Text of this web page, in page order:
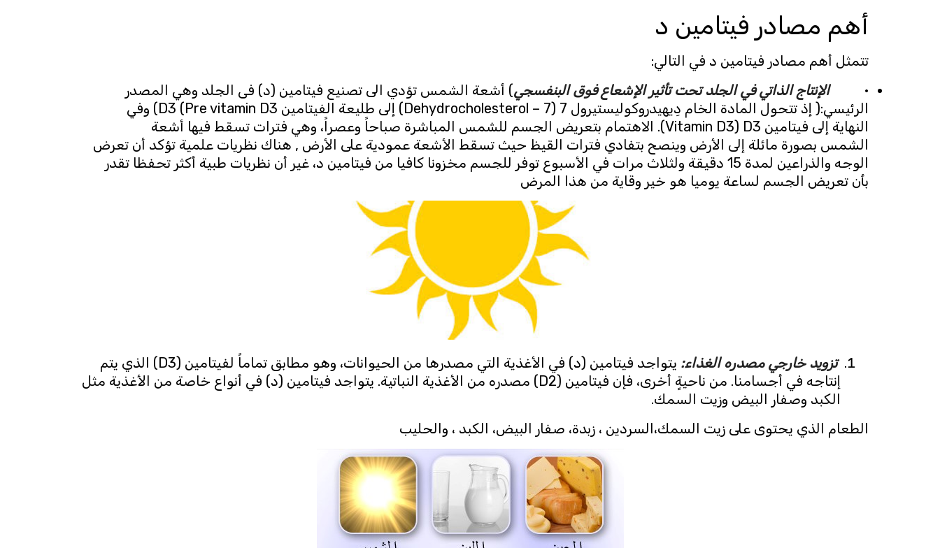
أهم مصادر فيتامين د
تتمثل أهم مصادر فيتامين د في التالي:
·
الإنتاج الذاتي في الجلد تحت تأثير الإشعاع فوق البنفسجي) أشعة الشمس تؤدي الى تصنيع فيتامين (د) فى الجلد وهي المصدر
الرئيسي:( إذ تتحول المادة الخام دِيهيدروكوليستيرول 7 (7 – Dehydrocholesterol) إلى طليعة الفيتامين Pre vitamin D3) D3) وفي
النهاية إلى فيتامين Vitamin D3) D3). الاهتمام بتعريض الجسم للشمس المباشرة صباحاً وعصراً، وهي فترات تسقط فيها أشعة
الشمس بصورة مائلة إلى الأرض وينصح بتفادي فترات القيظ حيث تسقط الأشعة عمودية على الأرض , هناك نظريات علمية تؤكد أن تعرض
الوجه والذراعين لمدة 15 دقيقة ولثلاث مرات في الأسبوع توفر للجسم مخزونا كافيا من فيتامين د، غير أن نظريات طبية أكثر تحفظا تقدر
بأن تعريض الجسم لساعة يوميا هو خير وقاية من هذا المرض
تزويد خارجي مصدره الغذاء:
يتواجد فيتامين (د) في الأغذية التي مصدرها من الحيوانات، وهو مطابق تماماً لفيتامين (D3) الذي يتم
إنتاجه في أجسامنا. من ناحيةٍ أخرى، فإن فيتامين (D2) مصدره من الأغذية النباتية. يتواجد فيتامين (د) في أنواع خاصة من الأغذية مثل
الكبد وصفار البيض وزيت السمك.
الطعام الذي يحتوى على زيت السمك،السردين ، زبدة، صفار البيض، الكبد ، والحليب